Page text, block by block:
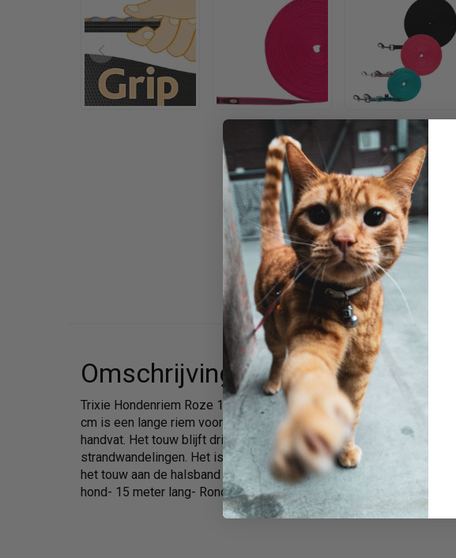
Omschrijving
Trixie Hondenriem Roze 15 m x 0,5 cm De Trixie Hondenriem Roze
cm is een lange riem voor de hond, gemaakt van rondgeweven
handvat. Het touw blijft drijven en is daarom ook geschikt voor
strandwandelingen. Het is voorzien van een handvat en een
het touw aan de halsband of het tuigje te bevestigen. - Lange
hond- 15 meter lang- Rondgeweven touw- Met handvatLengte: 15